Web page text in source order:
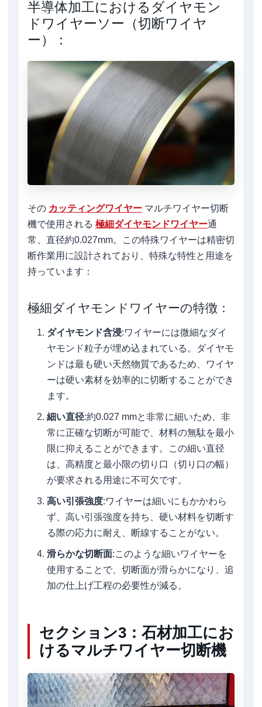
半導体加工におけるダイヤモン
ドワイヤーソー（切断ワイヤ
ー）：
その カッティングワイヤー マルチワイヤー切断
機で使用される 極細ダイヤモンドワイヤー通
常、直径約0.027mm。この特殊ワイヤーは精密切
断作業用に設計されており、特殊な特性と用途を
持っています：
極細ダイヤモンドワイヤーの特徴：
ダイヤモンド含浸:ワイヤーには微細なダイ
ヤモンド粒子が埋め込まれている。ダイヤモ
ンドは最も硬い天然物質であるため、ワイヤ
ーは硬い素材を効率的に切断することができ
ます。
細い直径:約0.027 mmと非常に細いため、非
常に正確な切断が可能で、材料の無駄を最小
限に抑えることができます。この細い直径
は、高精度と最小限の切り口（切り口の幅）
が要求される用途に不可欠です。
高い引張強度:ワイヤーは細いにもかかわら
ず、高い引張強度を持ち、硬い材料を切断す
る際の応力に耐え、断線することがない。
滑らかな切断面:このような細いワイヤーを
使用することで、切断面が滑らかになり、追
加の仕上げ工程の必要性が減る。
セクション3：石材加工にお
けるマルチワイヤー切断機